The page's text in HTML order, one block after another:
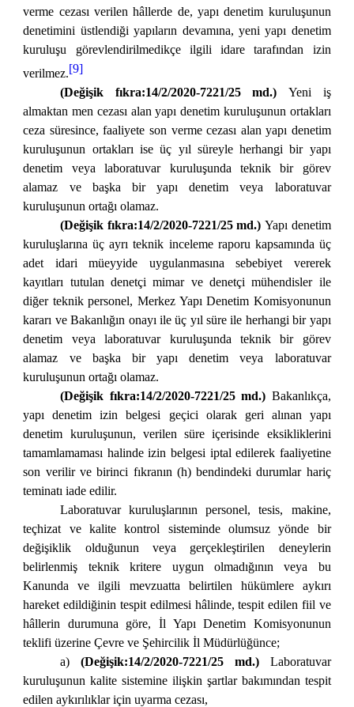
verme cezası verilen hâllerde de, yapı denetim kuruluşunun
denetimini üstlendiği yapıların devamına, yeni yapı denetim
kuruluşu görevlendirilmedikçe ilgili idare tarafından izin
verilmez.[9]
(Değişik fıkra:14/2/2020-7221/25 md.) Yeni iş
almaktan men cezası alan yapı denetim kuruluşunun ortakları
ceza süresince, faaliyete son verme cezası alan yapı denetim
kuruluşunun ortakları ise üç yıl süreyle herhangi bir yapı
denetim veya laboratuvar kuruluşunda teknik bir görev
alamaz ve başka bir yapı denetim veya laboratuvar
kuruluşunun ortağı olamaz.
(Değişik fıkra:14/2/2020-7221/25 md.) Yapı denetim
kuruluşlarına üç ayrı teknik inceleme raporu kapsamında üç
adet idari müeyyide uygulanmasına sebebiyet vererek
kayıtları tutulan denetçi mimar ve denetçi mühendisler ile
diğer teknik personel, Merkez Yapı Denetim Komisyonunun
kararı ve Bakanlığın onayı ile üç yıl süre ile herhangi bir yapı
denetim veya laboratuvar kuruluşunda teknik bir görev
alamaz ve başka bir yapı denetim veya laboratuvar
kuruluşunun ortağı olamaz.
(Değişik fıkra:14/2/2020-7221/25 md.) Bakanlıkça,
yapı denetim izin belgesi geçici olarak geri alınan yapı
denetim kuruluşunun, verilen süre içerisinde eksikliklerini
tamamlamaması halinde izin belgesi iptal edilerek faaliyetine
son verilir ve birinci fıkranın (h) bendindeki durumlar hariç
teminatı iade edilir.
Laboratuvar kuruluşlarının personel, tesis, makine,
teçhizat ve kalite kontrol sisteminde olumsuz yönde bir
değişiklik olduğunun veya gerçekleştirilen deneylerin
belirlenmiş teknik kritere uygun olmadığının veya bu
Kanunda ve ilgili mevzuatta belirtilen hükümlere aykırı
hareket edildiğinin tespit edilmesi hâlinde, tespit edilen fiil ve
hâllerin durumuna göre, İl Yapı Denetim Komisyonunun
teklifi üzerine Çevre ve Şehircilik İl Müdürlüğünce;
a) (Değişik:14/2/2020-7221/25 md.)Laboratuvar
kuruluşunun kalite sistemine ilişkin şartlar bakımından tespit
edilen aykırılıklar için uyarma cezası,